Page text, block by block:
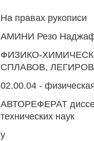
На правах рукописи
АМИНИ Резо
ФИЗИКО-
СПЛАВОВ,
02.00.04 -
АВТОРЕФЕРАТ
технических наук
у